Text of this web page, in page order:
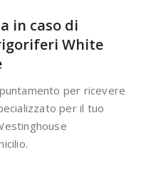
in caso di
White
per ricevere
per il tuo